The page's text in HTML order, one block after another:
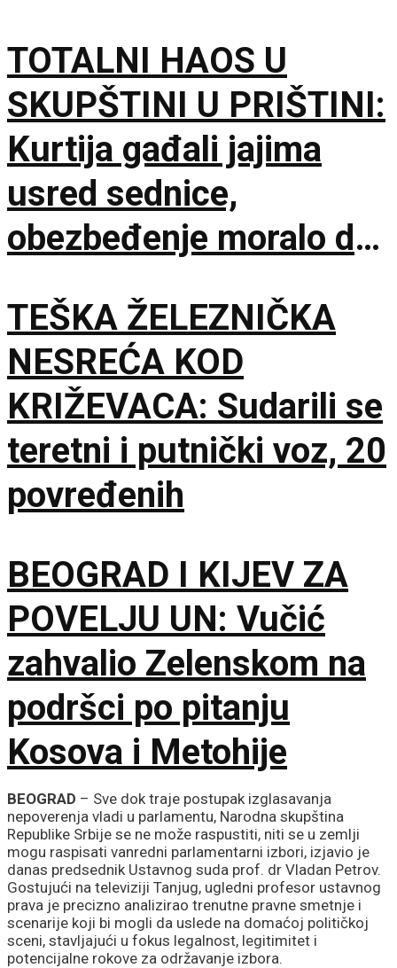
TOTALNI HAOS U
SKUPŠTINI U PRIŠTINI:
Kurtija gađali jajima
usred sednice,
obezbeđenje moralo da
TEŠKA ŽELEZNIČKA
NESREĆA KOD
KRIŽEVACA: Sudarili se
teretni i putnički voz, 20
povređenih
BEOGRAD I KIJEV ZA
POVELJU UN: Vučić
zahvalio Zelenskom na
podršci po pitanju
Kosova i Metohije
BEOGRAD – Sve dok traje postupak izglasavanja
nepoverenja vladi u parlamentu, Narodna skupština
Republike Srbije se ne može raspustiti, niti se u zemlji
mogu raspisati vanredni parlamentarni izbori, izjavio je
danas predsednik Ustavnog suda prof. dr Vladan Petrov.
Gostujući na televiziji Tanjug, ugledni profesor ustavnog
prava je precizno analizirao trenutne pravne smetnje i
scenarije koji bi mogli da uslede na domaćoj političkoj
sceni, stavljajući u fokus legalnost, legitimitet i
potencijalne rokove za održavanje izbora.